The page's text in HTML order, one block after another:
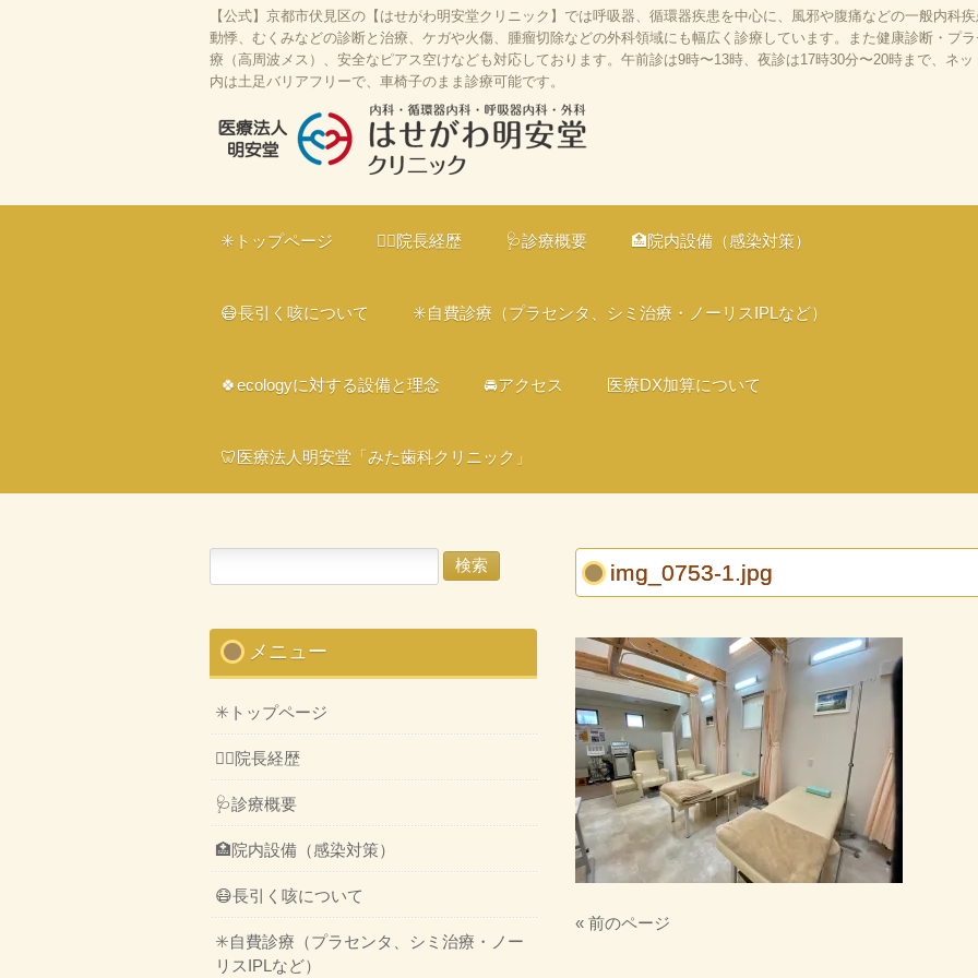
【公式】京都市伏見区の【はせがわ明安堂クリニック】では呼吸器、循環器疾患を中心に、風邪や腹痛などの一般内科
動悸、むくみなどの診断と治療、ケガや火傷、腫瘤切除などの外科領域にも幅広く診療しています。また健康診断・プ
療（高周波メス）、安全なピアス空けなども対応しております。午前診は9時〜13時、夜診は17時30分〜20時まで、ネ
内は土足バリアフリーで、車椅子のまま診療可能です。
はせがわ明安堂クリニックの公式HP、京都市伏見
区の内科、呼吸器科、循環器科、外科の診療、オン
ライン診療、駐車場10台、web予約、バリアフリ
✳️トップページ 👨‍⚕️院長経歴 🩺診療概要 🏥院内設備（感染対策）
😷長引く咳について ✳️自費診療（プラセンタ、シミ治療・ノーリスIPLなど）
🍀ecologyに対する設備と理念 🚘アクセス 医療DX加算について
🦷医療法人明安堂「みた歯科クリニック」
img_0753-1.jpg
« 前のページ
索:
メニュー
✳️トップページ
👨‍⚕️院長経歴
🩺診療概要
🏥院内設備（感染対策）
😷長引く咳について
✳️自費診療（プラセンタ、シミ治療・ノー
リスIPLなど）